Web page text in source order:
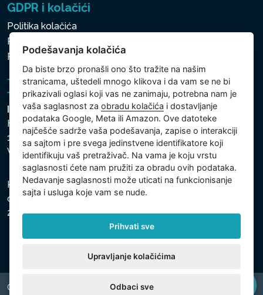
GDPR i kolačići
Politika kolačića
Politika zaštite ličnih i drugih obrađivanih podataka
Podešavanja kolačića
Intex Trading, s.r.o.
Hradecká 2526/3
130 00 Praha 3
Vinohrady - Česká republika
Kompanija je registrovana u Opštinskom sudu u Pragu,
odeljak C, uložak 74759, Identifikacioni broj kompanije:
26150808, Poreski identifikacioni broj: CZ26150808.
Copyright © 2026 INTEX TRADING s.r.o. All rights reserved.
Podešavanja kolačića
Da biste brzo pronašli ono što tražite na našim
stranicama, uštedeli mnogo klikova i da vam se ne bi
prikazivali oglasi koji vas ne zanimaju, potrebna nam je
vaša saglasnost zaobradu kolačića i dostavljanje
podataka Google, Meta ili Amazon. Ove datoteke
najčešće sadrže vaša podešavanja, zapise o interakciji
sa sajtom i pre svega jedinstvene identifikatore koji
identifikuju vaš pretraživač. Na vama je koju vrstu
saglasnosti ćete nam pružiti za obradu ovih podataka.
Nedavanje saglasnosti može uticati na funkcionisanje
sajta i usluga koje vam se nude.
Prihvati sve
Upravljanje kolačićima
Odbaci sve